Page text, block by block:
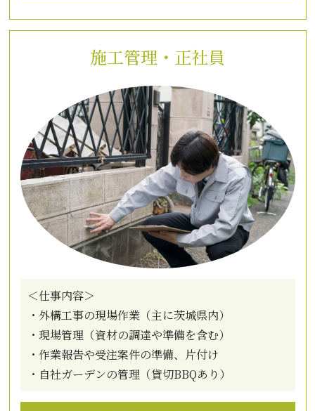
施工管理・正社員
＜仕事内容＞
・外構工事の現場作業（主に茨城県内）
・現場管理（資材の調達や準備を含む）
・作業報告や受注案件の準備、片付け
・自社ガーデンの管理（貸切BBQあり）